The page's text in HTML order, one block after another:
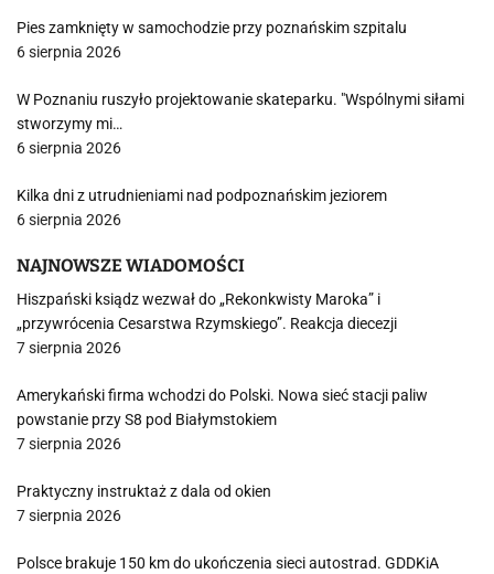
Pies zamknięty w samochodzie przy poznańskim szpitalu
6 sierpnia 2026
W Poznaniu ruszyło projektowanie skateparku. "Wspólnymi siłami
stworzymy mi…
6 sierpnia 2026
Kilka dni z utrudnieniami nad podpoznańskim jeziorem
6 sierpnia 2026
NAJNOWSZE WIADOMOŚCI
Hiszpański ksiądz wezwał do „Rekonkwisty Maroka” i
„przywrócenia Cesarstwa Rzymskiego”. Reakcja diecezji
7 sierpnia 2026
Amerykański firma wchodzi do Polski. Nowa sieć stacji paliw
powstanie przy S8 pod Białymstokiem
7 sierpnia 2026
Praktyczny instruktaż z dala od okien
7 sierpnia 2026
Polsce brakuje 150 km do ukończenia sieci autostrad. GDDKiA